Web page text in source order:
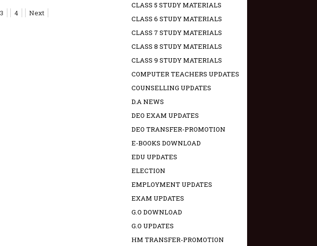
3 4 Next
CLASS 5 STUDY MATERIALS
CLASS 6 STUDY MATERIALS
CLASS 7 STUDY MATERIALS
CLASS 8 STUDY MATERIALS
CLASS 9 STUDY MATERIALS
COMPUTER TEACHERS UPDATES
COUNSELLING UPDATES
D.A NEWS
DEO EXAM UPDATES
DEO TRANSFER-PROMOTION
E-BOOKS DOWNLOAD
EDU UPDATES
ELECTION
EMPLOYMENT UPDATES
EXAM UPDATES
G.O DOWNLOAD
G.O UPDATES
HM TRANSFER-PROMOTION